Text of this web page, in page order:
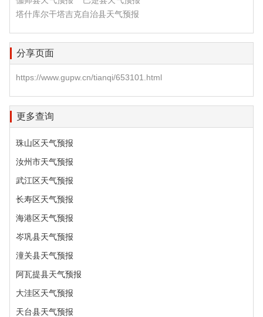
塔什库尔干塔吉克自治县天气预报
分享页面
https://www.gupw.cn/tianqi/653101.html
更多查询
珠山区天气预报
汝州市天气预报
武江区天气预报
长寿区天气预报
海港区天气预报
岑巩县天气预报
潼关县天气预报
阿瓦提县天气预报
大洼区天气预报
天台县天气预报